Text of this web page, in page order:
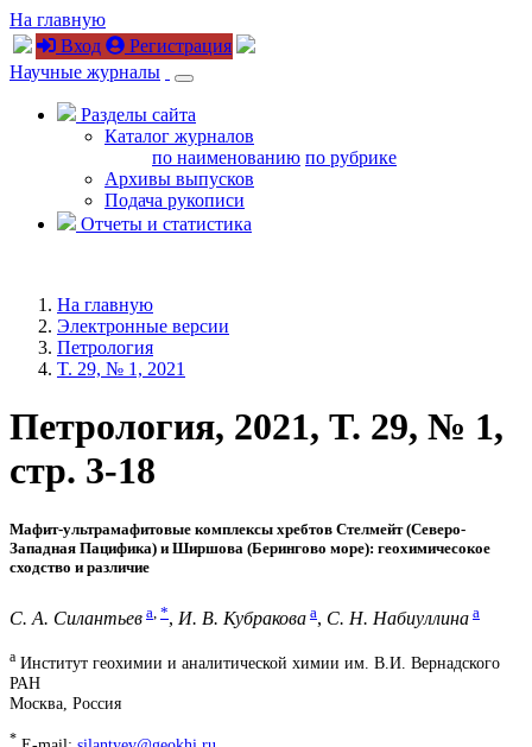
На главную
Вход
Регистрация
Научные журналы
Разделы сайта
Каталог журналов
по наименованию по рубрике
Архивы выпусков
Подача рукописи
Отчеты и статистика
На главную
Электронные версии
Петрология
T. 29, № 1, 2021
Петрология, 2021, T. 29, № 1,
стр. 3-18
Мафит-ультрамафитовые комплексы хребтов Стелмейт (Северо-
Западная Пацифика) и Ширшова (Берингово море): геохимичесокое
сходство и различие
С. А. Силантьев a *, И. В. Кубракова a, С. Н. Набиуллина a
a Институт геохимии и аналитической химии им. В.И. Вернадского
РАН
Москва, Россия
*